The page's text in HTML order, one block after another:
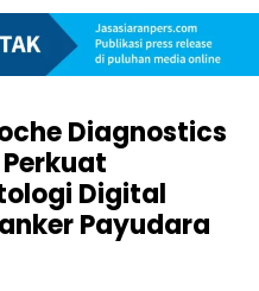
Diagnostics
Digital
Payudara